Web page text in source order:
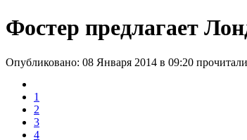
Фостер предлагает
Опубликовано: 08 Января 2014 в 09:20
1
2
3
4